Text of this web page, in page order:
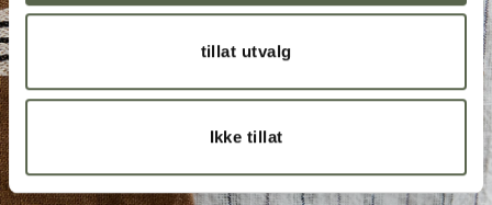
tillat utvalg
Ikke tillat